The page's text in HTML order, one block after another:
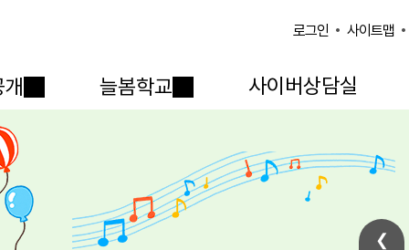
로그인 사이트맵
늘봄학교 사이버상담실